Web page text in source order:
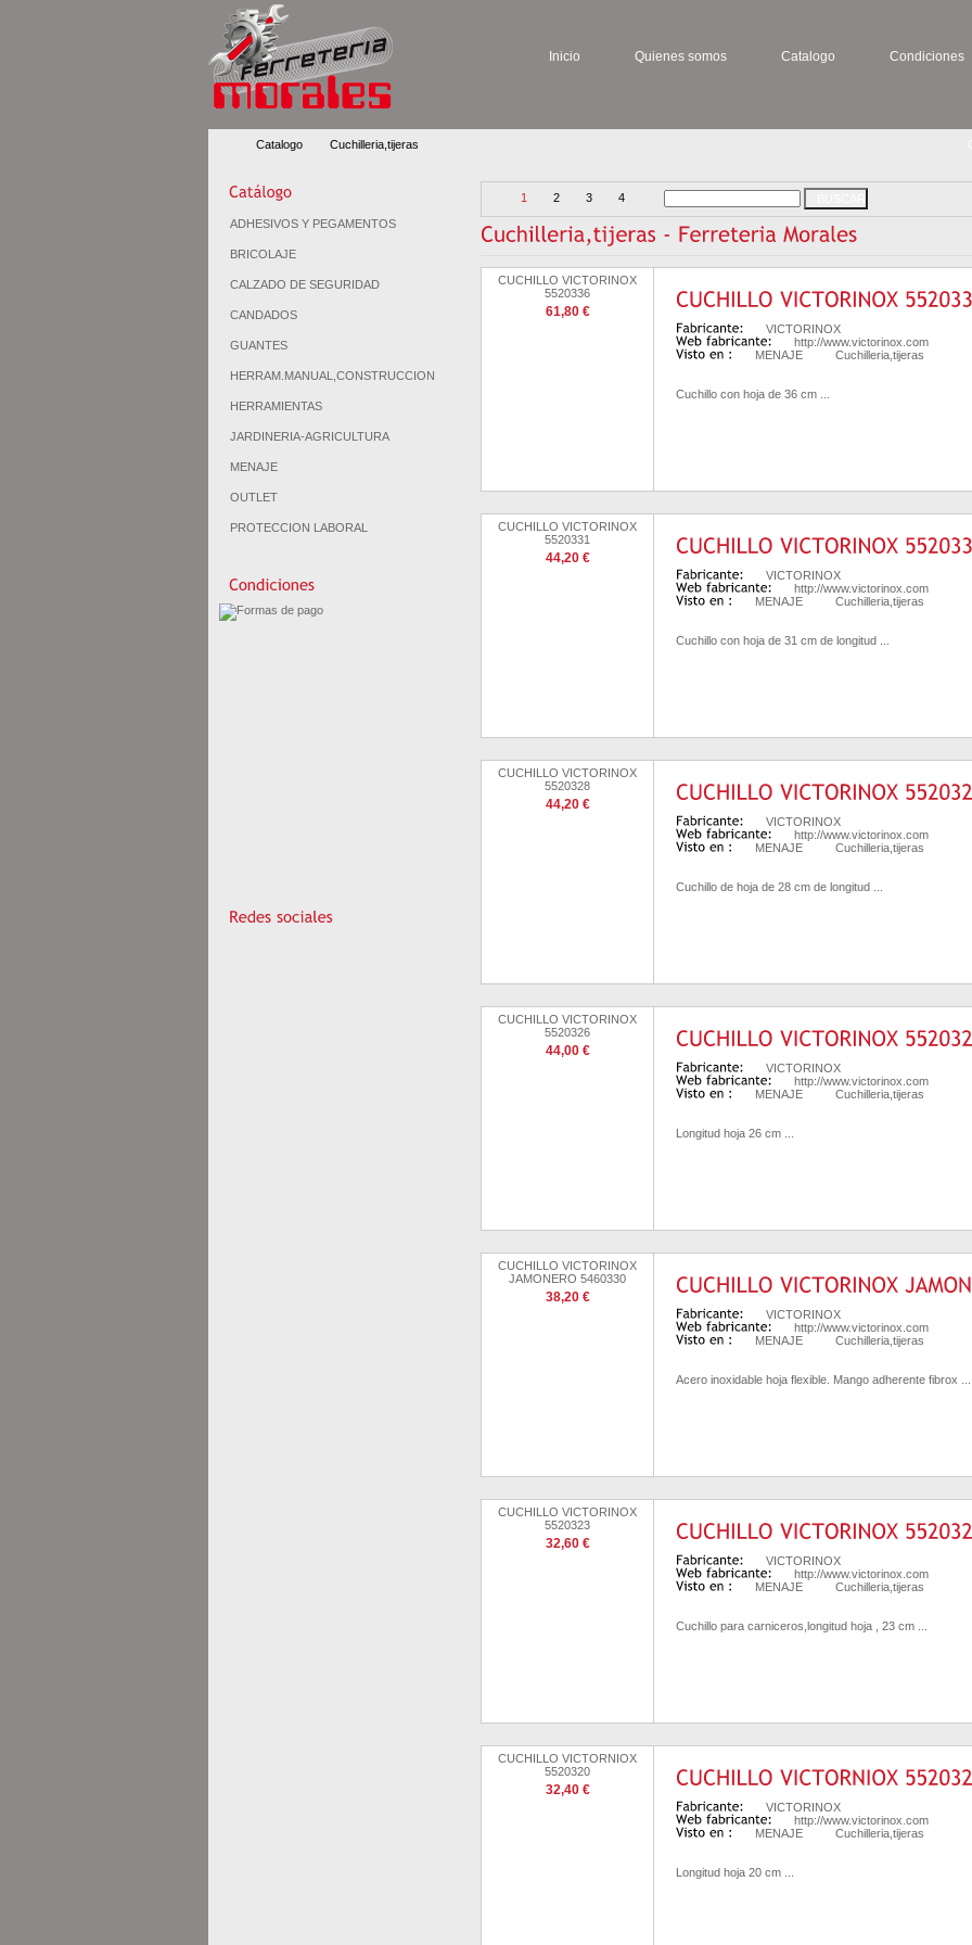
Inicio Quienes somos Catalogo Condiciones
Catalogo Cuchilleria,tijeras
ADHESIVOS Y PEGAMENTOS
BRICOLAJE
CALZADO DE SEGURIDAD
CANDADOS
GUANTES
HERRAM.MANUAL,CONSTRUCCION
HERRAMIENTAS
JARDINERIA-AGRICULTURA
MENAJE
OUTLET
PROTECCION LABORAL
1 2 3 4
CUCHILLO VICTORINOX
5520336
61,80 €
VICTORINOX
http://www.victorinox.com
MENAJE
Cuchilleria,tijeras
Cuchillo con hoja de 36 cm ...
CUCHILLO VICTORINOX
5520331
44,20 €
VICTORINOX
http://www.victorinox.com
MENAJE
Cuchilleria,tijeras
Cuchillo con hoja de 31 cm de longitud ...
CUCHILLO VICTORINOX
5520328
44,20 €
VICTORINOX
http://www.victorinox.com
MENAJE
Cuchilleria,tijeras
Cuchillo de hoja de 28 cm de longitud ...
CUCHILLO VICTORINOX
5520326
44,00 €
VICTORINOX
http://www.victorinox.com
MENAJE
Cuchilleria,tijeras
Longitud hoja 26 cm ...
CUCHILLO VICTORINOX
JAMONERO 5460330
38,20 €
VICTORINOX
http://www.victorinox.com
MENAJE
Cuchilleria,tijeras
Acero inoxidable hoja flexible. Mango adherente fibrox ...
CUCHILLO VICTORINOX
5520323
32,60 €
VICTORINOX
http://www.victorinox.com
MENAJE
Cuchilleria,tijeras
Cuchillo para carniceros,longitud hoja , 23 cm ...
CUCHILLO VICTORNIOX
5520320
32,40 €
VICTORINOX
http://www.victorinox.com
MENAJE
Cuchilleria,tijeras
Longitud hoja 20 cm ...